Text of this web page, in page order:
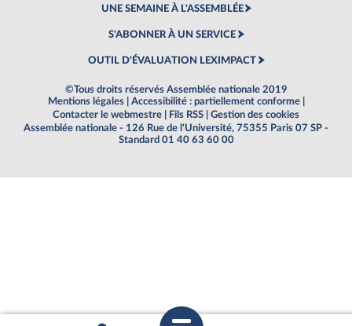
UNE SEMAINE À L'ASSEMBLÉE
S'ABONNER À UN SERVICE
OUTIL D'ÉVALUATION LEXIMPACT
©Tous droits réservés Assemblée nationale 2019
Mentions légales
Accessibilité : partiellement conforme
Contacter le webmestre
Fils RSS
Gestion des cookies
Assemblée nationale - 126 Rue de l'Université, 75355 Paris 07 SP -
Standard 01 40 63 60 00